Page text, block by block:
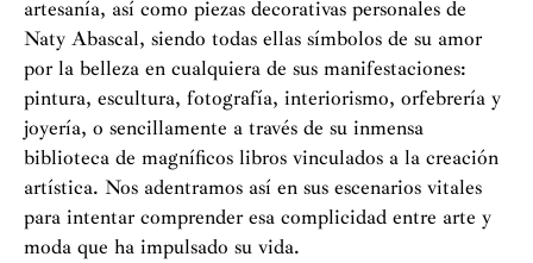
artesanía, así como piezas decorativas personales de
Naty Abascal, siendo todas ellas símbolos de su amor
por la belleza en cualquiera de sus manifestaciones:
pintura, escultura, fotografía, interiorismo, orfebrería y
joyería, o sencillamente a través de su inmensa
biblioteca de magníficos libros vinculados a la creación
artística. Nos adentramos así en sus escenarios vitales
para intentar comprender esa complicidad entre arte y
moda que ha impulsado su vida.